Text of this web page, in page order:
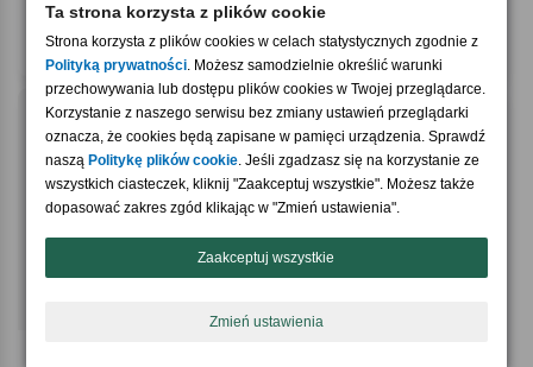
Worek do przedszkola Z TRAKTOREM
49,90 zł
Czekoladki belgijskie PREZENT DLA
NAUCZYCIELA BIOLOGII
69,90 zł
Ta strona korzysta z plików cookie
Strona korzysta z plików cookies w celach statystycznych zgodnie z
Polityką prywatności. Możesz samodzielnie określić warunki
przechowywania lub dostępu plików cookies w Twojej przeglądarce.
Korzystanie z naszego serwisu bez zmiany ustawień przeglądarki
oznacza, że cookies będą zapisane w pamięci urządzenia. Sprawdź
naszą Politykę plików cookie. Jeśli zgadzasz się na korzystanie ze
wszystkich ciasteczek, kliknij "Zaakceptuj wszystkie". Możesz także
dopasować zakres zgód klikając w "Zmień ustawienia".
Zaakceptuj wszystkie
Zmień ustawienia